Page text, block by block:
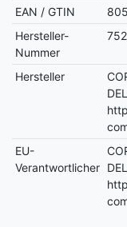
EAN / GTIN
Hersteller-
Nummer
Hersteller
EU-
Verantwortlicher